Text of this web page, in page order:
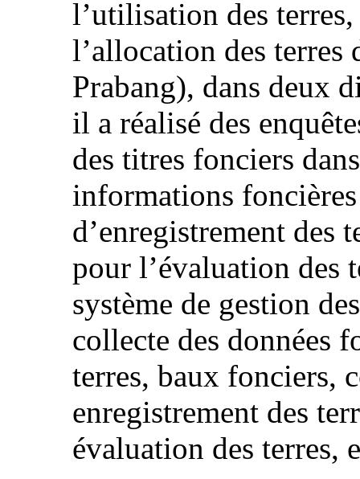
l’utilisation des
l’allocation des terres
Prabang), dans deux
il a réalisé des
des titres fonciers
informations
d’enregistrement des
pour l’évaluation des
système de gestion
collecte des données
terres, baux fonciers,
enregistrement des
évaluation des terres,